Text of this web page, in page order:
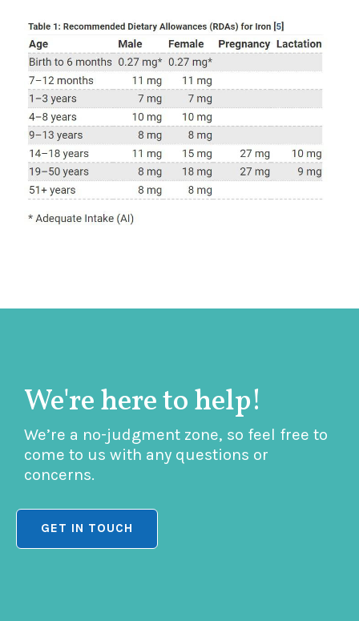
We're here to help!
We’re a no-judgment zone, so feel free to
come to us with any questions or
concerns.
GET IN TOUCH